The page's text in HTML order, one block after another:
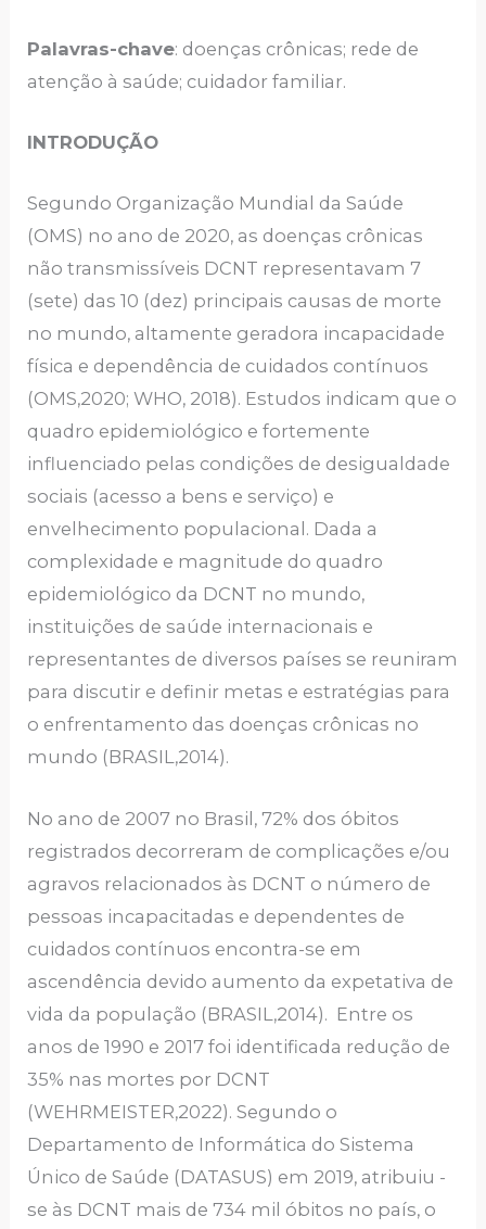
Palavras-chave: doenças crônicas; rede de
atenção à saúde; cuidador familiar.
INTRODUÇÃO
Segundo Organização Mundial da Saúde
(OMS) no ano de 2020, as doenças crônicas
não transmissíveis DCNT representavam 7
(sete) das 10 (dez) principais causas de morte
no mundo, altamente geradora incapacidade
física e dependência de cuidados contínuos
(OMS,2020; WHO, 2018). Estudos indicam que o
quadro epidemiológico e fortemente
influenciado pelas condições de desigualdade
sociais (acesso a bens e serviço) e
envelhecimento populacional. Dada a
complexidade e magnitude do quadro
epidemiológico da DCNT no mundo,
instituições de saúde internacionais e
representantes de diversos países se reuniram
para discutir e definir metas e estratégias para
o enfrentamento das doenças crônicas no
mundo (BRASIL,2014).
No ano de 2007 no Brasil, 72% dos óbitos
registrados decorreram de complicações e/ou
agravos relacionados às DCNT o número de
pessoas incapacitadas e dependentes de
cuidados contínuos encontra-se em
ascendência devido aumento da expetativa de
vida da população (BRASIL,2014). Entre os
anos de 1990 e 2017 foi identificada redução de
35% nas mortes por DCNT
(WEHRMEISTER,2022). Segundo o
Departamento de Informática do Sistema
Único de Saúde (DATASUS) em 2019, atribuiu -
se às DCNT mais de 734 mil óbitos no país, o